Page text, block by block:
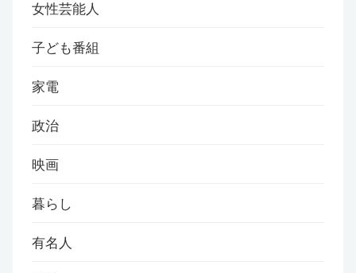
女性芸能人
子ども番組
家電
政治
映画
暮らし
有名人